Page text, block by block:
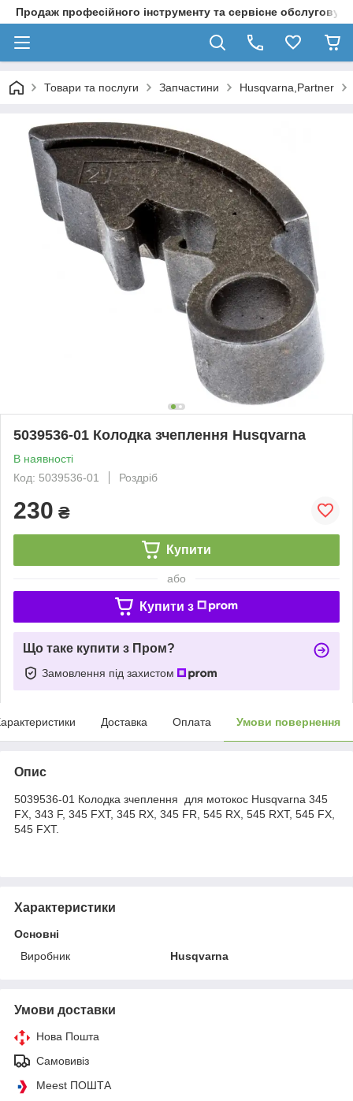
Продаж професійного інструменту та сервісне
Товари та послуги Запчастини Husqvarna,Partner
5039536-01 Колодка зчеплення Husqvarna
В наявності
Код: 5039536-01
Роздріб
230 ₴
Купити
або
Купити з
Що таке купити з Пром?
Замовлення під захистом
Доставка Оплата Умови повернення
Опис
5039536-01 Колодка зчеплення для мотокос Husqvarna 345
FX, 343 F, 345 FXT, 345 RX, 345 FR, 545 RX, 545 RXT, 545 FX,
545 FXT.
Характеристики
Основні
Виробник
Husqvarna
Умови доставки
Нова Пошта
Самовивіз
Meest ПОШТА